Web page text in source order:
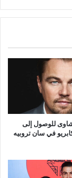
للوصول إلى
في سان تروبيه